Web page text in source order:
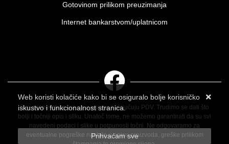
Gotovinom prilikom preuzimanja
Internet bankarstvom/uplatnicom
Sve cijene iskazane su u eurima i uključuju PDV. Trudimo se dati što
bolji i točniji opis i sliku. Unatoč tome, ne možemo garantirati da su svi
navedeni podaci i slike u potpunosti točni. Ne odgovaramo za
eventualne pogreške nastale u opisu proizvoda, greške prilikom
Web koristi kolačiće kako bi se osiguralo bolje korisničko
iskustvo i funkcionalnost stranica.
Više informacija o kolačićima možete pročitati ovdje
Prihvaćam sve